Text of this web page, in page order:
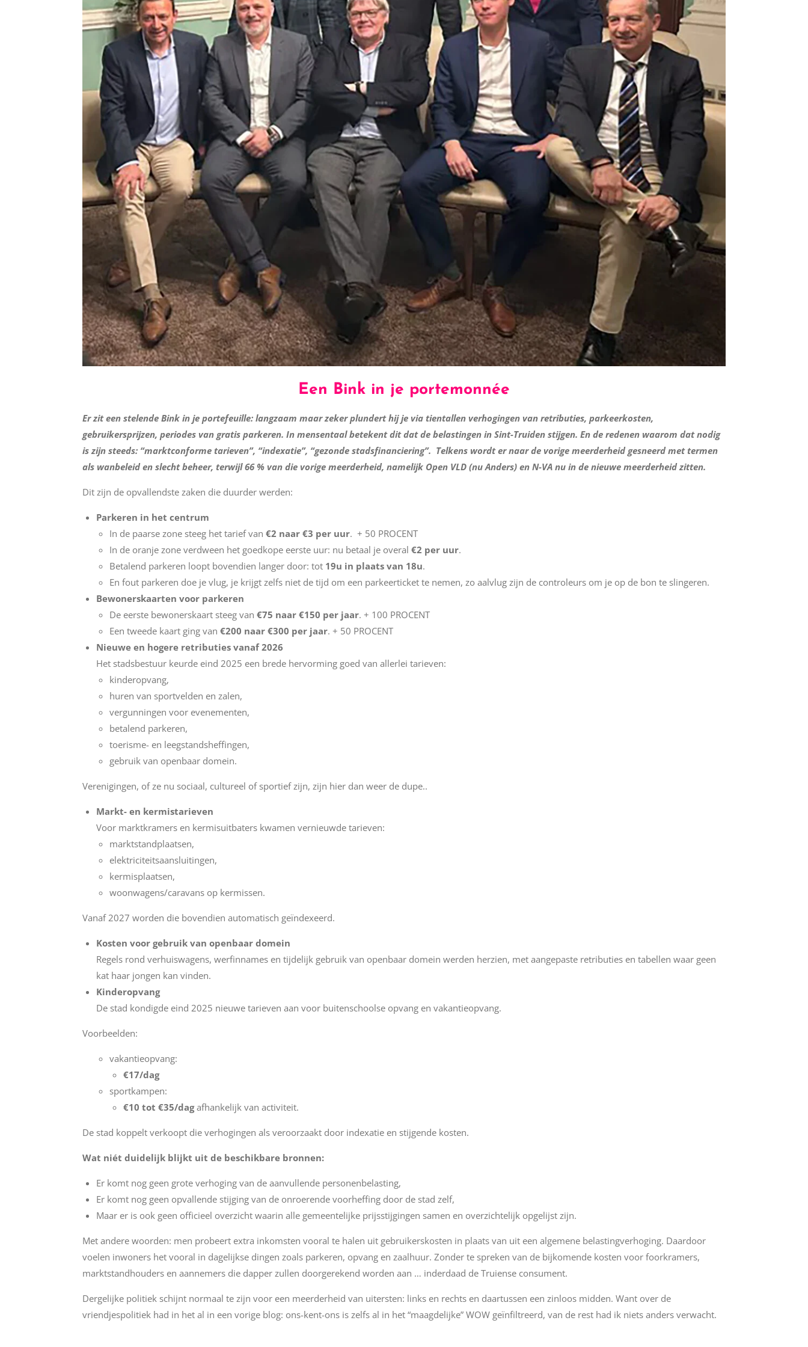
Een Bink in je portemonnée
Er zit een stelende Bink in je portefeuille: langzaam maar zeker plundert hij je via tientallen verhogingen van retributies, parkeerkosten,
gebruikersprijzen, periodes van gratis parkeren. In mensentaal betekent dit dat de belastingen in Sint-Truiden stijgen. En de redenen waarom dat nodig
is zijn steeds: “marktconforme tarieven”, “indexatie”, “gezonde stadsfinanciering”. Telkens wordt er naar de vorige meerderheid gesneerd met termen
als wanbeleid en slecht beheer, terwijl 66 % van die vorige meerderheid, namelijk Open VLD (nu Anders) en N-VA nu in de nieuwe meerderheid zitten.
Dit zijn de opvallendste zaken die duurder werden:
Parkeren in het centrum
In de paarse zone steeg het tarief van €2 naar €3 per uur. + 50 PROCENT
In de oranje zone verdween het goedkope eerste uur: nu betaal je overal €2 per uur.
Betalend parkeren loopt bovendien langer door: tot 19u in plaats van 18u.
En fout parkeren doe je vlug, je krijgt zelfs niet de tijd om een parkeerticket te nemen, zo aalvlug zijn de controleurs om je op de bon te slingeren.
Bewonerskaarten voor parkeren
De eerste bewonerskaart steeg van €75 naar €150 per jaar. + 100 PROCENT
Een tweede kaart ging van €200 naar €300 per jaar. + 50 PROCENT
Nieuwe en hogere retributies vanaf 2026
Het stadsbestuur keurde eind 2025 een brede hervorming goed van allerlei tarieven:
kinderopvang,
huren van sportvelden en zalen,
vergunningen voor evenementen,
betalend parkeren,
toerisme- en leegstandsheffingen,
gebruik van openbaar domein.
Verenigingen, of ze nu sociaal, cultureel of sportief zijn, zijn hier dan weer de dupe..
Markt- en kermistarieven
Voor marktkramers en kermisuitbaters kwamen vernieuwde tarieven:
marktstandplaatsen,
elektriciteitsaansluitingen,
kermisplaatsen,
woonwagens/caravans op kermissen.
Vanaf 2027 worden die bovendien automatisch geïndexeerd.
Kosten voor gebruik van openbaar domein
Regels rond verhuiswagens, werfinnames en tijdelijk gebruik van openbaar domein werden herzien, met aangepaste retributies en tabellen waar geen
kat haar jongen kan vinden.
Kinderopvang
De stad kondigde eind 2025 nieuwe tarieven aan voor buitenschoolse opvang en vakantieopvang.
Voorbeelden:
vakantieopvang:
€17/dag
sportkampen:
€10 tot €35/dagafhankelijk van activiteit.
De stad koppelt verkoopt die verhogingen als veroorzaakt door indexatie en stijgende kosten.
Wat niét duidelijk blijkt uit de beschikbare bronnen:
Er komt nog geen grote verhoging van de aanvullende personenbelasting,
Er komt nog geen opvallende stijging van de onroerende voorheffing door de stad zelf,
Maar er is ook geen officieel overzicht waarin alle gemeentelijke prijsstijgingen samen en overzichtelijk opgelijst zijn.
Met andere woorden: men probeert extra inkomsten vooral te halen uit gebruikerskosten in plaats van uit een algemene belastingverhoging. Daardoor
voelen inwoners het vooral in dagelijkse dingen zoals parkeren, opvang en zaalhuur. Zonder te spreken van de bijkomende kosten voor foorkramers,
marktstandhouders en aannemers die dapper zullen doorgerekend worden aan … inderdaad de Truiense consument.
Dergelijke politiek schijnt normaal te zijn voor een meerderheid van uitersten: links en rechts en daartussen een zinloos midden. Want over de
vriendjespolitiek had in het al in een vorige blog: ons-kent-ons is zelfs al in het “maagdelijke” WOW geïnfiltreerd, van de rest had ik niets anders verwacht.